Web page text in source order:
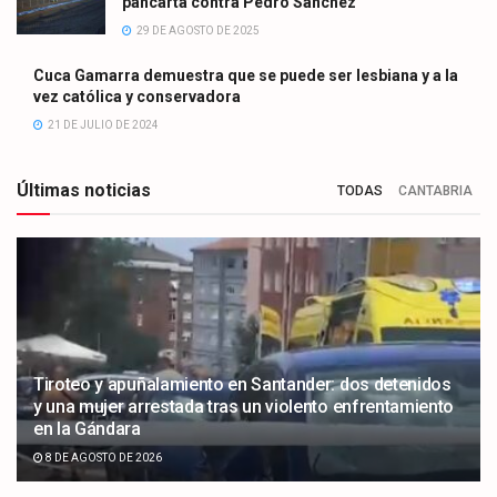
29 DE AGOSTO DE 2025
Cuca Gamarra demuestra que se puede ser lesbiana y a la
vez católica y conservadora
21 DE JULIO DE 2024
Últimas noticias TODAS CANTABRIA
Tiroteo y apuñalamiento en Santander: dos detenidos
y una mujer arrestada tras un violento enfrentamiento
en la Gándara
8 DE AGOSTO DE 2026